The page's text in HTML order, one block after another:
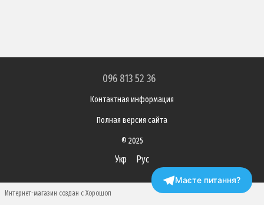
096 813 52 36
Контактная информация
Полная версия сайта
© 2025
Укр Рус
Интернет-магазин создан с Хорошоп
Маєте питання?